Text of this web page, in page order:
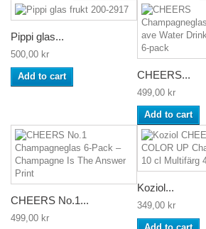
Pippi glas...
500,00 kr
Add to cart CHEERS...
499,00 kr
Add to cart
CHEERS No.1...
499,00 kr
Koziol...
349,00 kr